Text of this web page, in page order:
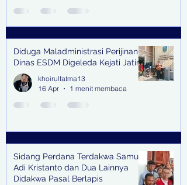
Diduga Maladministrasi Perijinan,
Dinas ESDM Digeleda Kejati Jatim
khoirulfatma13
16 Apr
1 menit membaca
Sidang Perdana Terdakwa Samuel
Adi Kristanto dan Dua Lainnya
Didakwa Pasal Berlapis